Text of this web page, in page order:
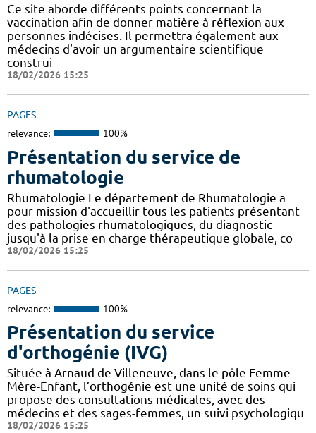
Ce site aborde différents points concernant la
vaccination afin de donner matière à réflexion aux
personnes indécises. Il permettra également aux
médecins d’avoir un argumentaire scientifique
construi
18/02/2026 15:25
PAGES
relevance: 100%
Présentation du service de
rhumatologie
Rhumatologie Le département de Rhumatologie a
pour mission d'accueillir tous les patients présentant
des pathologies rhumatologiques, du diagnostic
jusqu'à la prise en charge thérapeutique globale, co
18/02/2026 15:25
PAGES
relevance: 100%
Présentation du service
d'orthogénie (IVG)
Située à Arnaud de Villeneuve, dans le pôle Femme-
Mère-Enfant, l’orthogénie est une unité de soins qui
propose des consultations médicales, avec des
médecins et des sages-femmes, un suivi psychologiqu
18/02/2026 15:25